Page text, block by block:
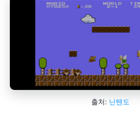
출처: 닌텐도